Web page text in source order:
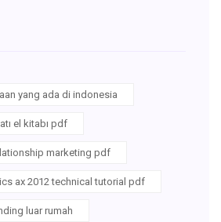
yang ada di indonesia
el kitabı pdf
marketing pdf
ax 2012 technical tutorial pdf
luar rumah